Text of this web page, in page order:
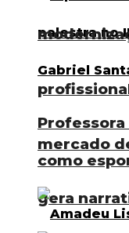
como
gera
mercado